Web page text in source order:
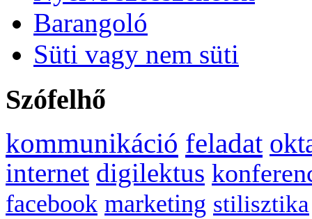
Barangoló
Süti vagy nem süti
Szófelhő
kommunikáció feladat
internet digilektus
facebook marketing stilisztika